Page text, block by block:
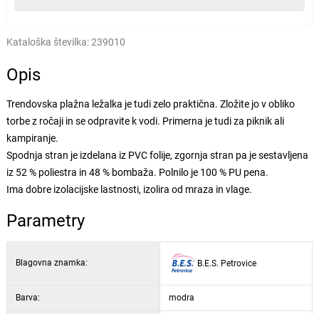
Kataloška številka:239010
Opis
Trendovska plažna ležalka je tudi zelo praktična. Zložite jo v obliko
torbe z ročaji in se odpravite k vodi. Primerna je tudi za piknik ali
kampiranje.
Spodnja stran je izdelana iz PVC folije, zgornja stran pa je sestavljena
iz 52 % poliestra in 48 % bombaža. Polnilo je 100 % PU pena.
Ima dobre izolacijske lastnosti, izolira od mraza in vlage.
Parametry
Blagovna znamka: B.E.S. Petrovice
Barva: modra